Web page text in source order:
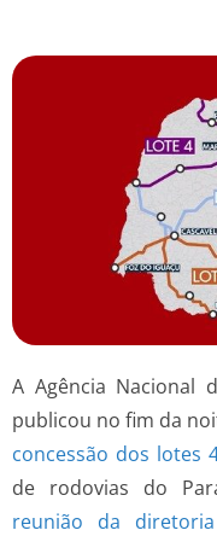
A Agência Nacional
publicou no fim da
concessão dos lotes
de rodovias do
reunião da